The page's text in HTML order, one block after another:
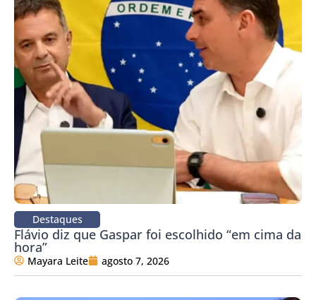
Destaques
Flávio diz que Gaspar foi escolhido “em cima da
hora”
Mayara Leite agosto 7, 2026